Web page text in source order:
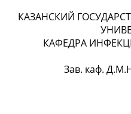
КАЗАНСКИЙ
КАФЕДРА
Зав. каф.